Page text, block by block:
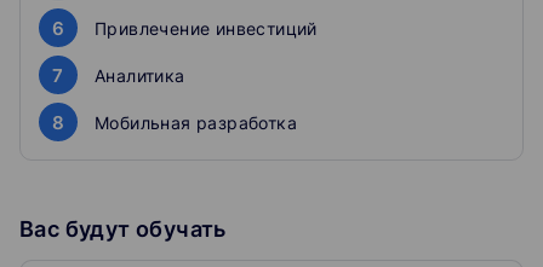
6 Привлечение инвестиций
7 Аналитика
8 Мобильная разработка
Вас будут обучать